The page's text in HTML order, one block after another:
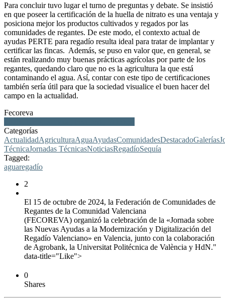
Para concluir tuvo lugar el turno de preguntas y debate. Se insistió
en que poseer la certificación de la huella de nitrato es una ventaja y
posiciona mejor los productos cultivados y regados por las
comunidades de regantes. De este modo, el contexto actual de
ayudas PERTE para regadío resulta ideal para tratar de implantar y
certificar las fincas. Además, se puso en valor que, en general, se
están realizando muy buenas prácticas agrícolas por parte de los
regantes, quedando claro que no es la agricultura la que está
contaminando el agua. Así, contar con este tipo de certificaciones
también sería útil para que la sociedad visualice el buen hacer del
campo en la actualidad.
Fecoreva
Categorías
ActualidadAgriculturaAguaAyudasComunidadesDestacadoGalerías
TécnicaJornadas TécnicasNoticiasRegadíoSequía
Tagged:
aguaregadío
2
El 15 de octubre de 2024, la Federación de Comunidades de
Regantes de la Comunidad Valenciana
(FECOREVA) organizó la celebración de la «Jornada sobre
las Nuevas Ayudas a la Modernización y Digitalización del
Regadío Valenciano» en Valencia, junto con la colaboración
de Agrobank, la Universitat Politécnica de València y HdN."
data-title="Like">
0
Shares